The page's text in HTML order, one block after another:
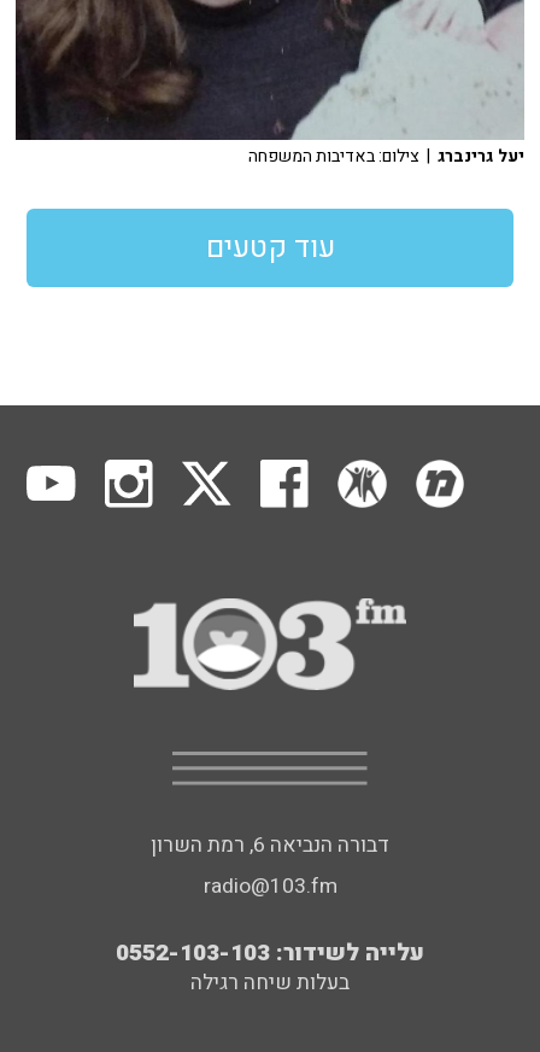
יעל גרינברג | צילום: באדיבות המשפחה
עוד קטעים
דבורה הנביאה 6, רמת השרון
radio@103.fm
עלייה לשידור: 0552-103-103
בעלות שיחה רגילה